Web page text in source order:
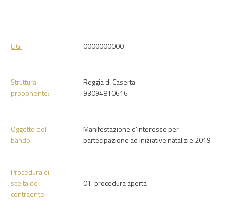
CIG: 0000000000
Struttura
proponente:
Reggia di Caserta
93094810616
Oggetto del
bando:
Manifestazione d’interesse per
partecipazione ad iniziative natalizie 2019
Procedura di
scelta del
contraente:
01-procedura aperta